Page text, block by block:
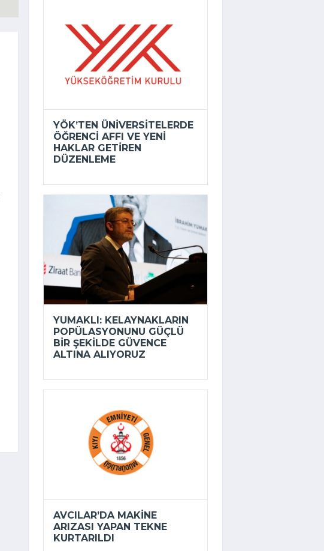
YÖK’TEN ÜNIVERSITELERDE
ÖĞRENCI AFFI VE YENI
HAKLAR GETIREN
DÜZENLEME
YUMAKLI: KELAYNAKLARIN
POPÜLASYONUNU GÜÇLÜ
BIR ŞEKILDE GÜVENCE
ALTINA ALIYORUZ
AVCILAR’DA MAKINE
ARIZASI YAPAN TEKNE
KURTARILDI